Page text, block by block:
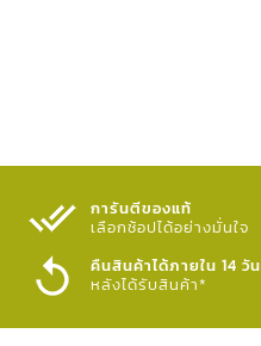
การันตีของแท้
เลือกช้อปได้อย่างมั่นใจ​
คืนสินค้าได้ภายใน 14 วัน
หลังได้รับสินค้า*